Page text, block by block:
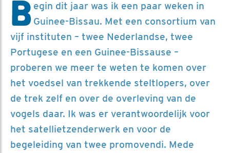
B egin dit jaar was ik een paar weken in
Guinee-Bissau. Met een consortium van
vijf instituten – twee Nederlandse, twee
Portugese en een Guinee-Bissause –
proberen we meer te weten te komen over
het voedsel van trekkende steltlopers, over
de trek zelf en over de overleving van de
vogels daar. Ik was er verantwoordelijk voor
het satellietzenderwerk en voor de
begeleiding van twee promovendi. Mede